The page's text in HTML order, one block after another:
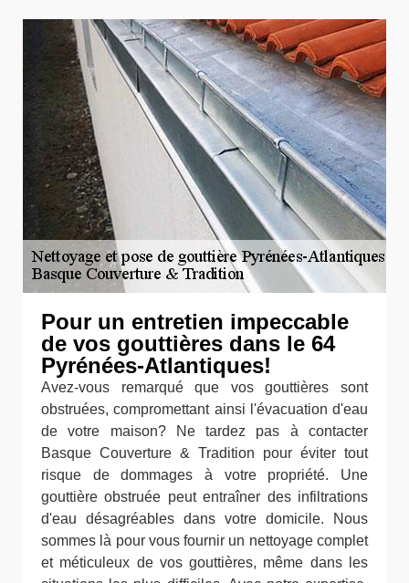
Pour un entretien impeccable
de vos gouttières dans le 64
Pyrénées-Atlantiques!
Avez-vous remarqué que vos gouttières sont
obstruées, compromettant ainsi l'évacuation d'eau
de votre maison? Ne tardez pas à contacter
Basque Couverture & Tradition pour éviter tout
risque de dommages à votre propriété. Une
gouttière obstruée peut entraîner des infiltrations
d'eau désagréables dans votre domicile. Nous
sommes là pour vous fournir un nettoyage complet
et méticuleux de vos gouttières, même dans les